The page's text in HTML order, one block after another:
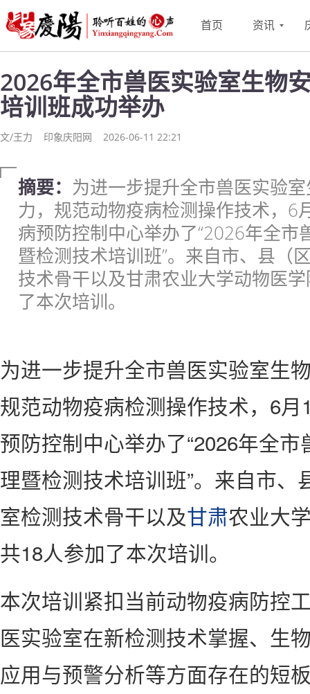
首页 资讯
2026年全市兽医实验室生物
培训班成功举办
文/王力 印象庆阳网 2026-06-11 22:21
摘要： 为进一步提升全市兽医实验
力，规范动物疫病检测操作技术，6
病预防控制中心举办了“2026年全市
暨检测技术培训班”。来自市、县（
技术骨干以及甘肃农业大学动物医
了本次培训。
为进一步提升全市兽医实验室生
规范动物疫病检测操作技术，6
预防控制中心举办了“2026年全
理暨检测技术培训班”。来自市、
室检测技术骨干以及甘肃农业大
共18人参加了本次培训。
本次培训紧扣当前动物疫病防控
医实验室在新检测技术掌握、生
应用与预警分析等方面存在的短